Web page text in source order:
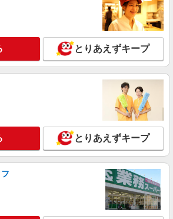
長野県佐久市 ＊車・バイク通勤OK
詳細を見る
ス/お仕事No/0903880
時給1150円 月収例：216、000円（月収例21日
残業代込）（残業・休日出勤手当て等が含ま
長野県佐久市 ＊車・バイク通勤OK
詳細を見る
/お仕事No/0916812
とりあえずキープ
とりあえずキープ